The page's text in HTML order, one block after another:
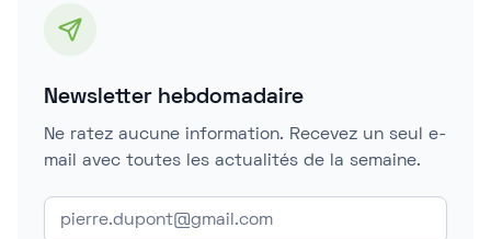
Newsletter hebdomadaire
Ne ratez aucune information. Recevez un seul e-
mail avec toutes les actualités de la semaine.